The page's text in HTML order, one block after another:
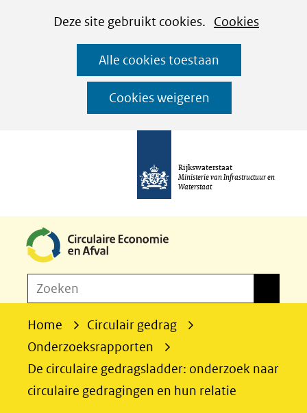
CookiesDeze site gebruikt cookies. Cookies
worden
toegestaan
geweigerd.
Alle cookies toestaan
Cookies weigeren
Ga
naar
de
inhoud
Rijkswaterstaat
Ministerie van Infrastructuur en
Waterstaat
o
Zoeken
Home
Circulair gedrag
Onderzoeksrapporten
De circulaire gedragsladder: onderzoek naar
circulaire gedragingen en hun relatie